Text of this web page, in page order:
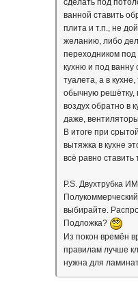
сделать под
ванной ставить
плита и т.п., не
желанию, либо
переходником под
кухню и под ванну
туалета, а в
обычную решётку,
воздух обратно в
даже,
В итоге при
вытяжка в кухне
всё равно
P.S. Двухтрубка
выбирайте.
Подложка?
Из покон времён
правилам лучше
нужна для